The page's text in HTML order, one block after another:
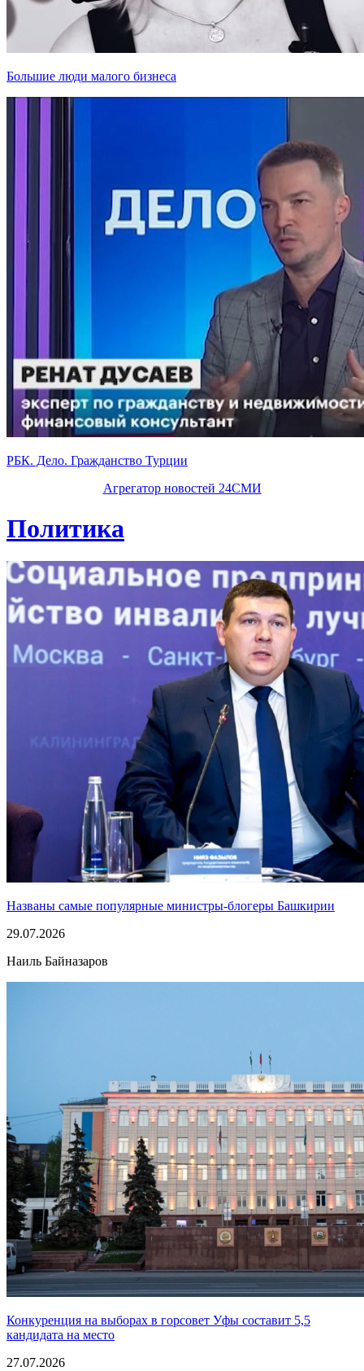
Большие люди малого бизнеса
РБК. Дело. Гражданство Турции
Агрегатор новостей 24СМИ
Политика
Названы самые популярные министры-блогеры Башкирии
29.07.2026
Наиль Байназаров
Конкуренция на выборах в горсовет Уфы составит 5,5
кандидата на место
27.07.2026